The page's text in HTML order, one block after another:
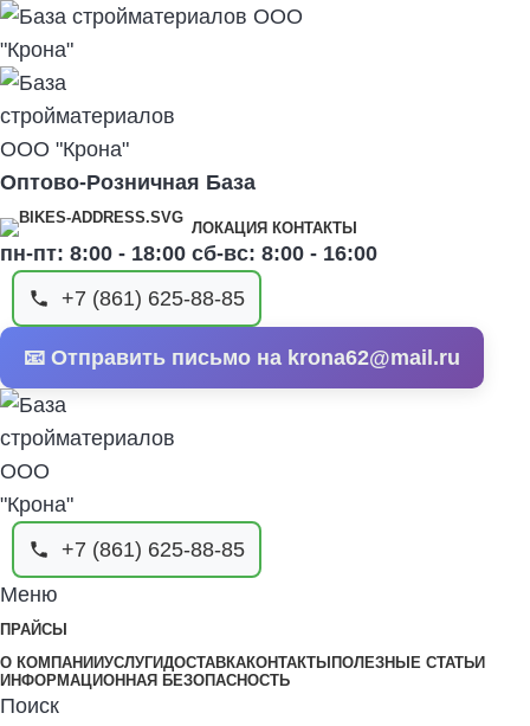
Оптово-Розничная База
ЛОКАЦИЯ КОНТАКТЫ
пн-пт: 8:00 - 18:00 сб-вс: 8:00 - 16:00
+7 (861) 625-88-85
📧 Отправить письмо на krona62@mail.ru
+7 (861) 625-88-85
Меню
ПРАЙСЫ
О КОМПАНИИУСЛУГИДОСТАВКАКОНТАКТЫ ПОЛЕЗНЫЕ СТАТЬИ
ИНФОРМАЦИОННАЯ БЕЗОПАСНОСТЬ
Поиск